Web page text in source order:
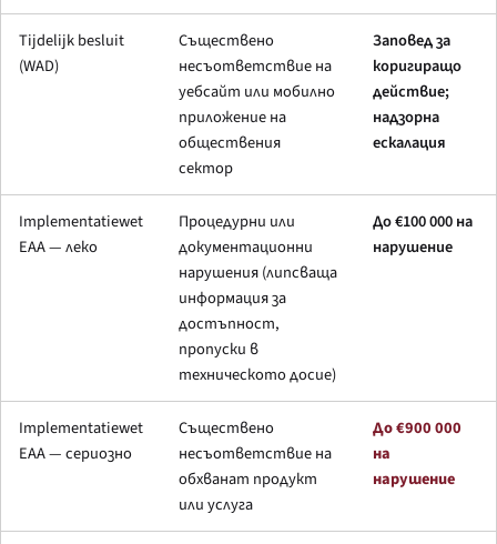
Tijdelijk besluit
(WAD)
Съществено
несъответствие на
уебсайт или мобилно
приложение на
обществения
сектор
Заповед за
коригиращо
действие;
надзорна
ескалация
Implementatiewet
EAA — леко
Процедурни или
документационни
нарушения (липсваща
информация за
достъпност,
пропуски в
техническото досие)
До €100 000 на
нарушение
Implementatiewet
EAA — сериозно
Съществено
несъответствие на
обхванат продукт
или услуга
До €900 000
на
нарушение